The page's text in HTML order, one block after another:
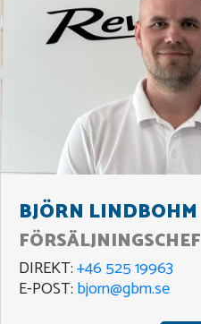
BJÖRN LINDBOHM
FÖRSÄLJNINGSCHEF
DIREKT:+46 525 19963
E-POST: bjorn@gbm.se